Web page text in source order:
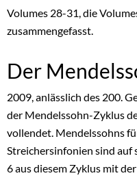
Volumes 28-31, die
zusammengefasst.
Der
2009, anlässlich des 200.
der Mendelssohn-Zyklus
vollendet. Mendelssohns
Streichersinfonien sind auf
6 aus diesem Zyklus mit